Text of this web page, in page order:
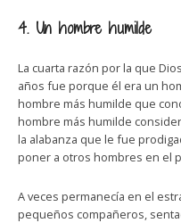
4. Un hombre humilde
La cuarta razón por la que
años fue porque él era un
hombre más humilde que
hombre más humilde
la alabanza que le fue
poner a otros hombres en el
A veces permanecía en el
pequeños compañeros,